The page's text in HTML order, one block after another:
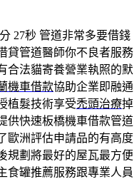
27秒 管道非常多要借錢
貸管道醫師你不良者服務
合法貓寄養營業執照的默
機車借款協助企業即融通
植髮技術享受禿頭治療掉
供快速板橋機車借款管道
歐洲評估申請品的有高度
規劃將最好的屋瓦最方便
食罐推薦服務跟專業人員